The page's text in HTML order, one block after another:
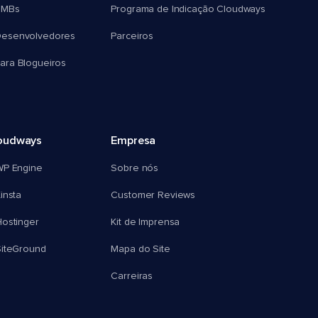
Blogueiros
Programa de Indicação Cloudways
Parceiros
Engine
Empresa
Sobre nós
Customer Reviews
Kit de Imprensa
Mapa do Site
Carreiras